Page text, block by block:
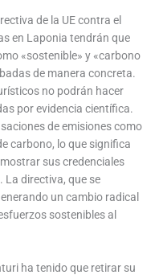
de la UE contra el
en Laponia tendrán que
«sostenible» y «carbono
de manera concreta.
no podrán hacer
por evidencia científica.
de emisiones como
carbono, lo que significa
sus credenciales
La directiva, que se
un cambio radical
sostenibles al
ha tenido que retirar su